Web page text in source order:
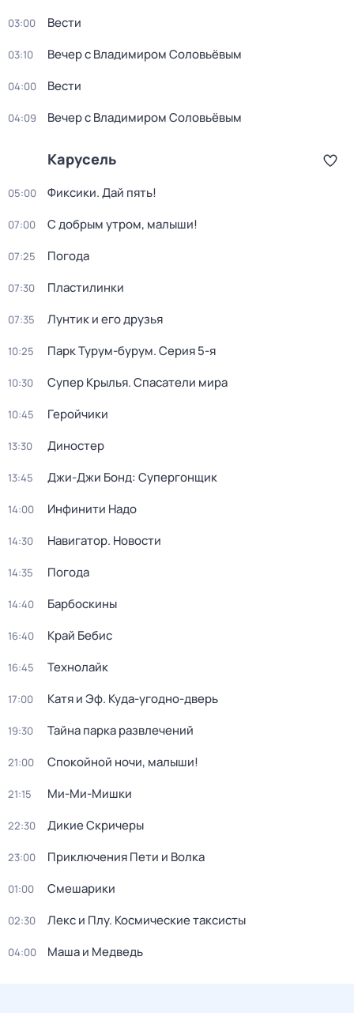
03:00 Вести
03:10 Вечер с Владимиром Соловьёвым
04:00 Вести
04:09 Вечер с Владимиром Соловьёвым
Карусель
05:00 Фиксики. Дай пять!
07:00 С добрым утром, малыши!
07:25 Погода
07:30 Пластилинки
07:35 Лунтик и его друзья
10:25 Парк Турум-бурум. Серия 5-я
10:30 Супер Крылья. Спасатели мира
10:45 Геройчики
13:30 Диностер
13:45 Джи-Джи Бонд: Супергонщик
14:00 Инфинити Надо
14:30 Навигатор. Новости
14:35 Погода
14:40 Барбоскины
16:40 Край Бебис
16:45 Технолайк
17:00 Катя и Эф. Куда-угодно-дверь
19:30 Тайна парка развлечений
21:00 Спокойной ночи, малыши!
21:15 Ми-Ми-Мишки
22:30 Дикие Скричеры
23:00 Приключения Пети и Волка
01:00 Смешарики
02:30 Лекс и Плу. Космические таксисты
04:00 Маша и Медведь